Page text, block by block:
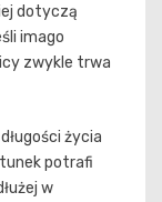
dotyczą
imago
zwykle trwa
życia
potrafi
w